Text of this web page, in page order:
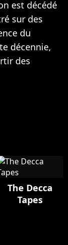
est décédé
sur des
du
décennie,
des
The Decca
Tapes